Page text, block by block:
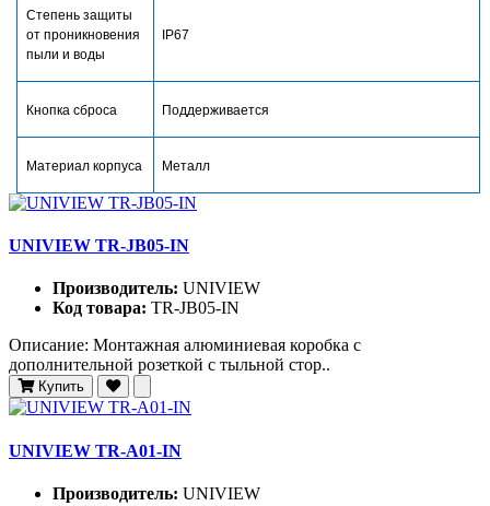
Степень защиты
от проникновения
пыли и воды
IP67
Кнопка сброса Поддерживается
Материал корпуса Металл
UNIVIEW TR-JB05-IN
Производитель: UNIVIEW
Код товара: TR-JB05-IN
Описание: Монтажная алюминиевая коробка с
дополнительной розеткой с тыльной стор..
Купить
UNIVIEW TR-A01-IN
Производитель: UNIVIEW